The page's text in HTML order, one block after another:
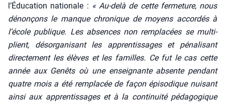
l’Éducation natio­nale : « Au-delà de cette fer­me­ture, nous
dénon­çons le manque chro­nique de moyens accor­dés à
l’école publique. Les absences non rem­pla­cées se mul­ti­
plient, désor­ga­ni­sant les appren­tis­sages et péna­li­sant
direc­te­ment les élèves et les familles. Ce fut le cas cette
année aux Genêts où une ensei­gnante absente pen­dant
quatre mois a été rem­pla­cée de façon épi­so­dique nui­sant
ain­si aux appren­tis­sages et à la conti­nui­té péda­go­gique